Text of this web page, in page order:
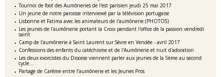
Tournoi de foot des Aumôneries de l'est parisien jeudi 25 mai 2017
Un jeune de notre paroisse interviewé par la télévision portugaise
Lisbonne et Fatima avec les animateurs de l'aumônerie (PHOTOS)
Les jeunes de l'aumônerie portant la Croix pendant l'office de la passion vendredi
saint
Camp de l'aumônerie à Saint Laurent sur Sèvre en Vendée - avril 2017
Confessions des enfants du catéchisme et de l'Aumônerie et nuit d'adoration
Les deux exorcistes du Diocese viennent parler aux jeunes de la 5ème au second
cycle...
Partage de Carême entre l’aumônerie et les Jeunes Pros